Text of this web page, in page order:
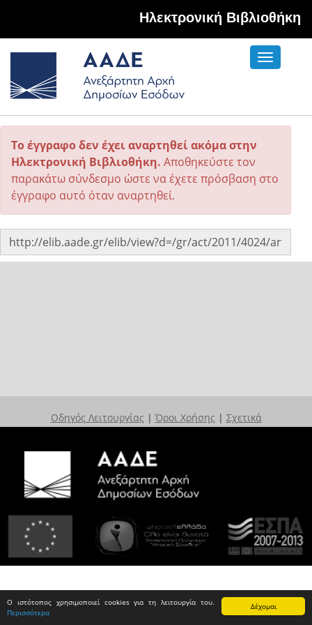
Δέχομαι
Ο ιστότοπος χρησιμοποιεί cookies για τη λειτουργία του.
Περισσότερα
Hλεκτρονική Βιβλιοθήκη
Toggle
Το έγγραφο δεν έχει αναρτηθεί ακόμα στην
Ηλεκτρονική Βιβλιοθήκη. Αποθηκεύστε τον
παρακάτω σύνδεσμο ώστε να έχετε πρόσβαση στο
έγγραφο αυτό όταν αναρτηθεί.
Οδηγός Λειτουργίας | Όροι Χρήσης | Σχετικά